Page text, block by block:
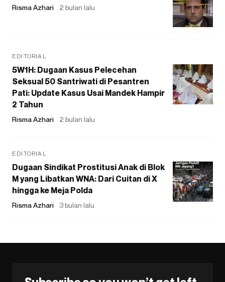
Risma Azhari 2 bulan lalu
EDITORIAL
5W1H: Dugaan Kasus Pelecehan
Seksual 50 Santriwati di Pesantren
Pati: Update Kasus Usai Mandek Hampir
2 Tahun
Risma Azhari 2 bulan lalu
EDITORIAL
Dugaan Sindikat Prostitusi Anak di Blok
M yang Libatkan WNA: Dari Cuitan di X
hingga ke Meja Polda
Risma Azhari 3 bulan lalu